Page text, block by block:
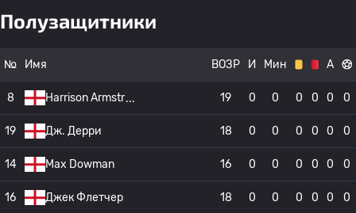
Полузащитники
№ Имя ВОЗР И Мин А
8 Harrison Armstr 19 0 0 0 0 0 0
19 Дж. Дерри 18 0 0 0 0 0 0
14 Max Dowman 16 0 0 0 0 0 0
16 Джек Флетчер 18 0 0 0 0 0 0